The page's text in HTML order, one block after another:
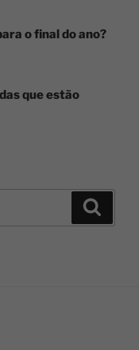
o final do ano?
que estão